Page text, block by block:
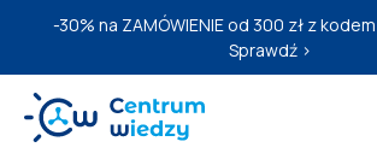
-30% na ZAMÓWIENIE od 300 zł z
Sprawdź ›